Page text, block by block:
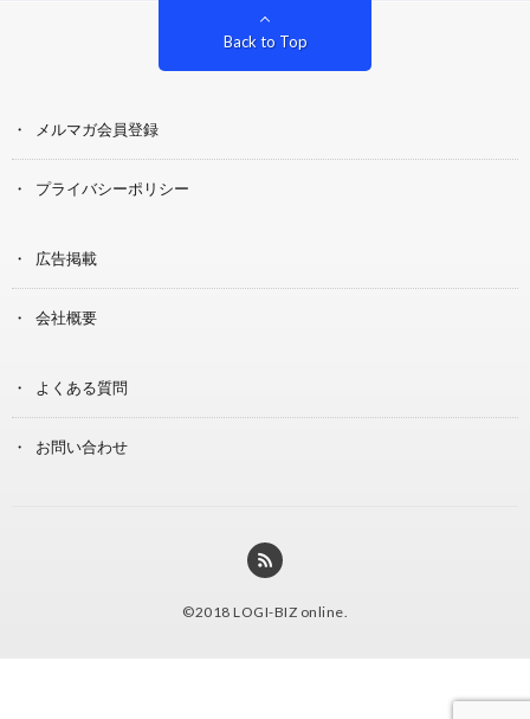
Back to Top
メルマガ会員登録
プライバシーポリシー
広告掲載
会社概要
よくある質問
お問い合わせ
©2018 LOGI-BIZ online